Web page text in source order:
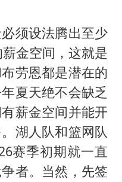
须设法腾出至少
金空间，这就是
劳恩都是潜在的
夏天绝不会缺乏
薪金空间并能开
湖人队和篮网队
赛季初期就一直
者。当然，先签